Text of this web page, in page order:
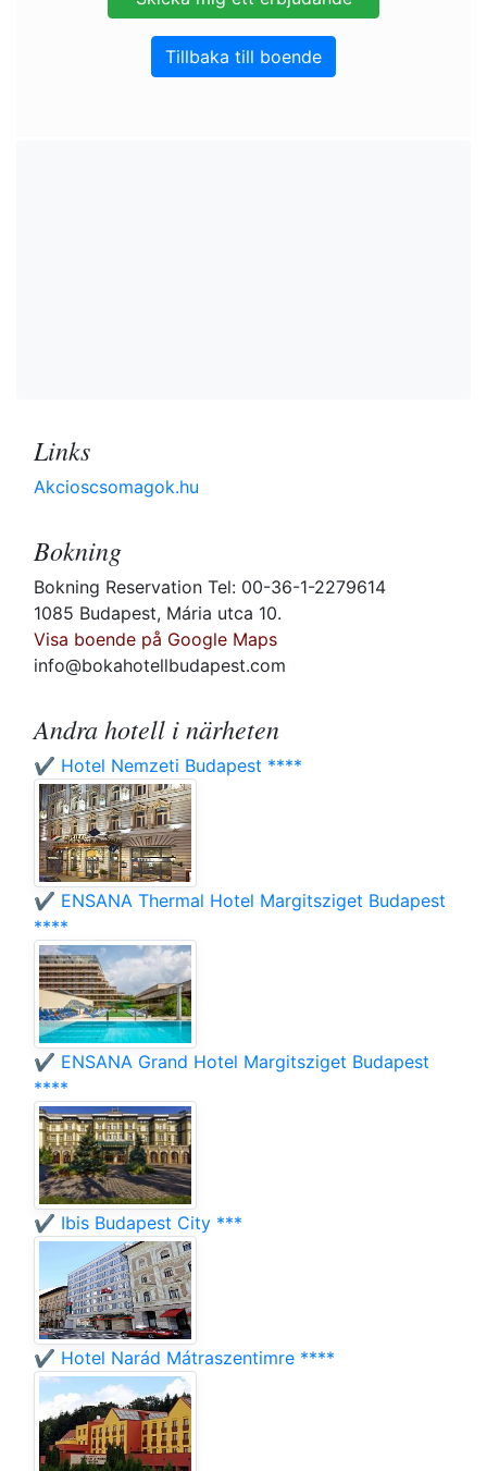
Tillbaka till boende
Links
Akcioscsomagok.hu
Bokning
Bokning Reservation Tel: 00-36-1-2279614
1085 Budapest, Mária utca 10.
Visa boende på Google Maps
info@bokahotellbudapest.com
Andra hotell i närheten
✔️ Hotel Nemzeti Budapest ****
✔️ ENSANA Thermal Hotel Margitsziget Budapest
****
✔️ ENSANA Grand Hotel Margitsziget Budapest
****
✔️ Ibis Budapest City ***
✔️ Hotel Narád Mátraszentimre ****